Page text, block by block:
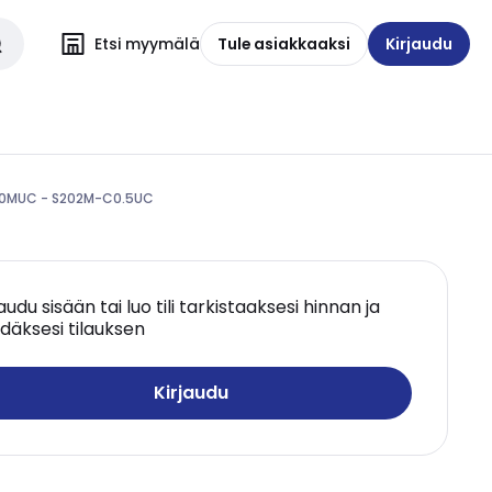
Etsi myymälä Tule asiakkaaksi Kirjaudu
- S202M-C0.5UC
sisään tai luo tili tarkistaaksesi hinnan ja
tilauksen
Kirjaudu